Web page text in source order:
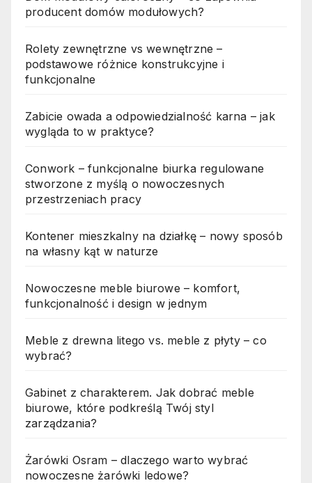
producent domów modułowych?
Rolety zewnętrzne vs wewnętrzne –
podstawowe różnice konstrukcyjne i
funkcjonalne
Zabicie owada a odpowiedzialność karna – jak
wygląda to w praktyce?
Conwork – funkcjonalne biurka regulowane
stworzone z myślą o nowoczesnych
przestrzeniach pracy
Kontener mieszkalny na działkę – nowy sposób
na własny kąt w naturze
Nowoczesne meble biurowe – komfort,
funkcjonalność i design w jednym
Meble z drewna litego vs. meble z płyty – co
wybrać?
Gabinet z charakterem. Jak dobrać meble
biurowe, które podkreślą Twój styl
zarządzania?
Żarówki Osram – dlaczego warto wybrać
nowoczesne żarówki ledowe?